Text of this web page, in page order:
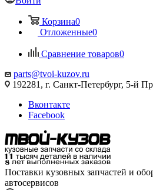
Корзина0
Отложенные0
Сравнение товаров0
parts@tvoi-kuzov.ru
192281, г. Санкт-Петербург, 5-й
Вконтакте
Facebook
Поставки кузовных запчастей и
автосервисов